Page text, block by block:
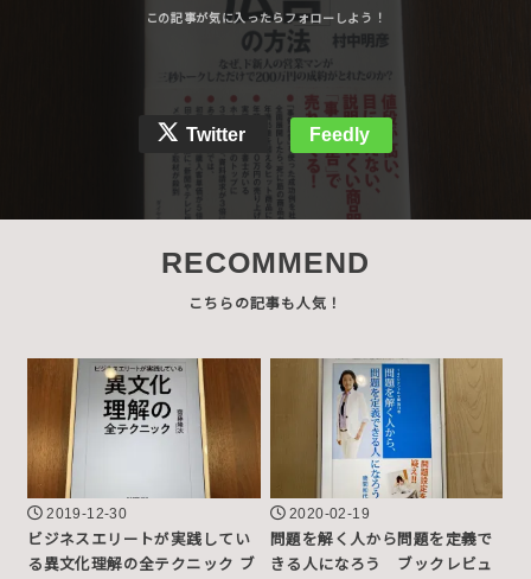
Twitter Feedly
RECOMMEND
2019-12-30
ビジネスエリートが実践してい
る異文化理解の全テクニック ブ
2020-02-19
問題を解く人から問題を定義で
きる人になろう ブックレビュ